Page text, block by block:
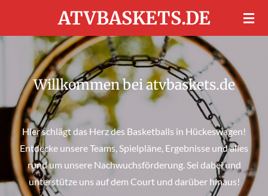
springen
ATVBASKETS.DE
Willkommen bei atvbaskets.de
Hier schlägt das Herz des Basketballs in Hückeswagen!
Entdecke unsere Teams, Spielpläne, Ergebnisse und alles
rund um unsere Nachwuchsförderung. Sei dabei und
unterstütze uns auf dem Court und darüber hinaus!